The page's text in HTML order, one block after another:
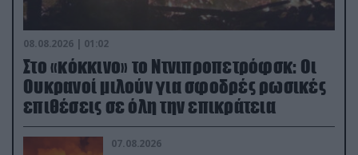
08.08.2026 | 01:02
Στο «κόκκινο» το Ντνιπροπετρόφσκ: Οι
Ουκρανοί μιλούν για σφοδρές ρωσικές
επιθέσεις σε όλη την επικράτεια
07.08.2026